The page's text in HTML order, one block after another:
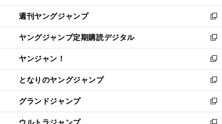
開
く
ウ
で
開
く
ン
ド
ウ
で
開
く
ウ
ィ
ン
ド
ウ
で
開
く
週刊ヤングジャンプ
新
し
い
ウ
ィ
ン
ド
ウ
で
開
く
ヤングジャンプ定期購読デジタル
新
し
い
ウ
ィ
ン
ド
ウ
ヤンジャン！
新
し
い
ウ
ィ
ン
となりのヤングジャンプ
新
し
い
ウ
グランドジャンプ
新
し